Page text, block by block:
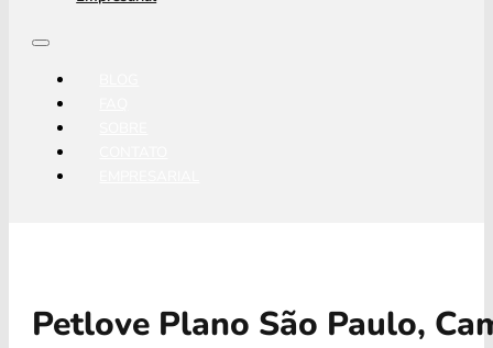
Petlove Plano São Paulo,